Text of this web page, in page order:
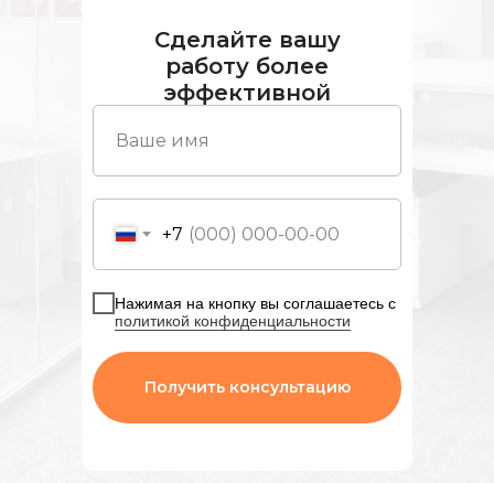
+7
Нажимая на кнопку вы соглашаетесь с
политикой конфиденциальности
Получить консультацию
Сделайте вашу
работу более
эффективной